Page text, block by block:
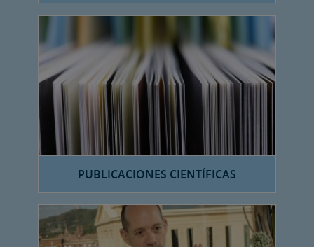
PUBLICACIONES CIENTÍFICAS